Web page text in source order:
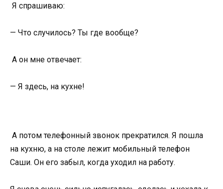
Я спрашиваю:
— Что случилось? Ты где вообще?
А он мне отвечает:
— Я здесь, на кухне!
А потом телефонный звонок прекратился. Я пошла
на кухню, а на столе лежит мобильный телефон
Саши. Он его забыл, когда уходил на работу.